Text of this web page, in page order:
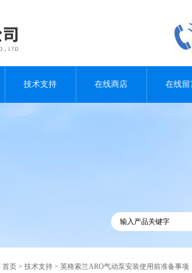
技术支持 在线商店 在线留
首页 > 技术支持 > 英格索兰ARO气动泵安装使用前准备事项